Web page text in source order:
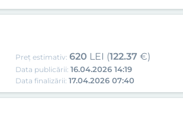
Preț estimativ:620 LEI (122.37 €)
Data publicării:16.04.2026 14:19
Data finalizării:17.04.2026 07:40